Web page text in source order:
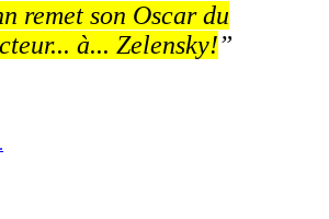
remet son Oscar du
à... Zelensky!”